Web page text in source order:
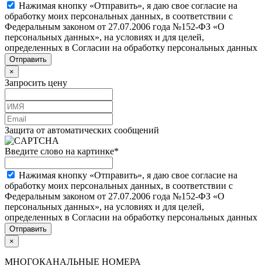
Нажимая кнопку «Отправить», я даю свое согласие на
обработку моих персональных данных, в соответствии с
Федеральным законом от 27.07.2006 года №152-ФЗ «О
персональных данных», на условиях и для целей,
определенных в Согласии на обработку персональных данных
×
Запросить цену
Защита от автоматических сообщений
Введите слово на картинке*
Нажимая кнопку «Отправить», я даю свое согласие на
обработку моих персональных данных, в соответствии с
Федеральным законом от 27.07.2006 года №152-ФЗ «О
персональных данных», на условиях и для целей,
определенных в Согласии на обработку персональных данных
×
МНОГОКАНАЛЬНЫЕ НОМЕРА